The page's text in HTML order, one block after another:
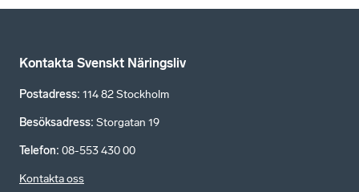
Kontakta Svenskt Näringsliv
Postadress: 114 82 Stockholm
Besöksadress: Storgatan 19
Telefon: 08-553 430 00
Kontakta oss